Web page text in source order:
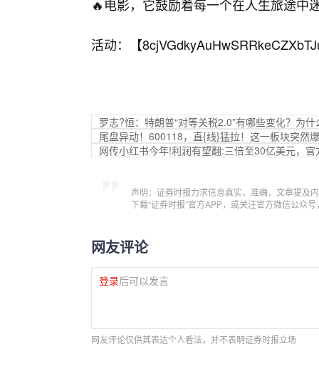
🔥电影，它鼓励着每一个在人生旅途中
活动：【
罗志?恒：特朗普“对等关税2.0”有哪些变化？为
尾盘异动！600118，直{线}猛拉！这一板块突然
网传小红书今年!利润有望翻:三倍至30亿美元，官
声明：证券时报力求信息真实、准确，文章提及
下载“证券时报”官方APP，或关注官方微信公众
网友评论
登录后可以发言
网友评论仅供其表达个人看法，并不表明证券时报立场